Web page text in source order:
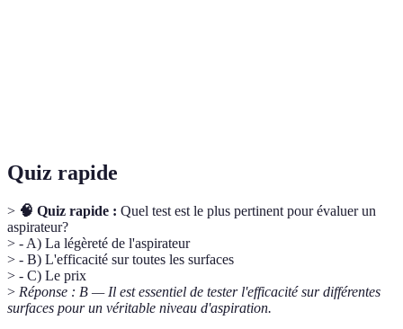
Quiz rapide
> 🧠 Quiz rapide : Quel test est le plus pertinent pour évaluer un
aspirateur?
> - A) La légèreté de l'aspirateur
> - B) L'efficacité sur toutes les surfaces
> - C) Le prix
> Réponse : B — Il est essentiel de tester l'efficacité sur différentes
surfaces pour un véritable niveau d'aspiration.